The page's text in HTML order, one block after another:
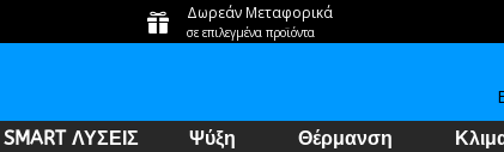
 Δωρεάν Μεταφορικά
σε επιλεγμένα προϊόντα
SMART ΛΥΣΕΙΣ Ψύξη Θέρμανση